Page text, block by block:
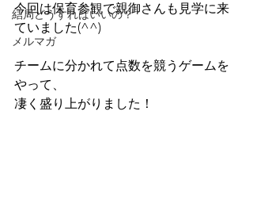
結局どうすればいいの？
メルマガ
今回は保育参観で親御さんも見学に来
ていました(^^)
チームに分かれて点数を競うゲームを
やって、
凄く盛り上がりました！